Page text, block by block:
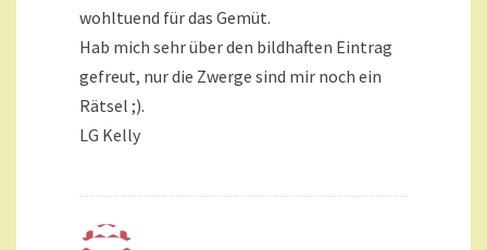
wohltuend für das Gemüt.
Hab mich sehr über den bildhaften Eintrag
gefreut, nur die Zwerge sind mir noch ein
Rätsel ;).
LG Kelly